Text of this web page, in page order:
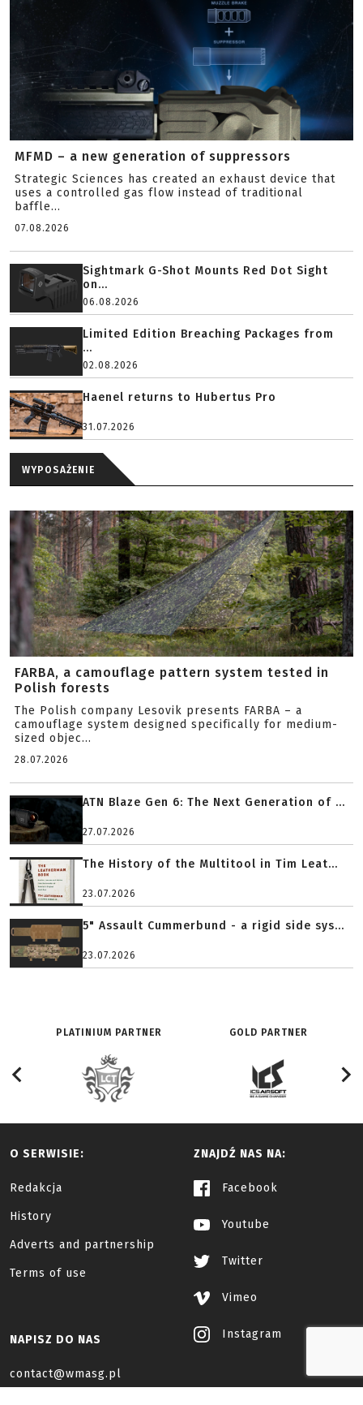
MFMD – a new generation of suppressors
Strategic Sciences has created an exhaust device that
uses a controlled gas flow instead of traditional
baffle...
07.08.2026
Sightmark G-Shot Mounts Red Dot Sight
on...
06.08.2026
Limited Edition Breaching Packages from
...
02.08.2026
Haenel returns to Hubertus Pro
31.07.2026
WYPOSAŻENIE
FARBA, a camouflage pattern system tested in
Polish forests
The Polish company Lesovik presents FARBA – a
camouflage system designed specifically for medium-
sized objec...
28.07.2026
ATN Blaze Gen 6: The Next Generation of ...
27.07.2026
The History of the Multitool in Tim Leat...
23.07.2026
5" Assault Cummerbund - a rigid side sys...
23.07.2026
PLATINIUM PARTNER GOLD PARTNER
O SERWISIE:
Redakcja
History
Adverts and partnership
Terms of use
ZNAJDŹ NAS NA:
Facebook
Youtube
Twitter
Vimeo
Instagram
NAPISZ DO NAS
contact@wmasg.pl